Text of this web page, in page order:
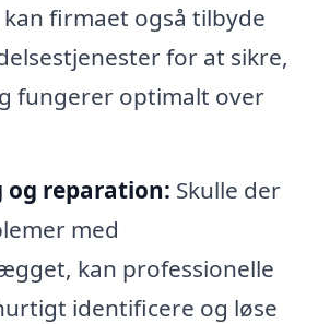
firmaet også tilbyde
for at sikre,
fungerer optimalt over
og reparation: Skulle der
med
kan professionelle
identificere og løse